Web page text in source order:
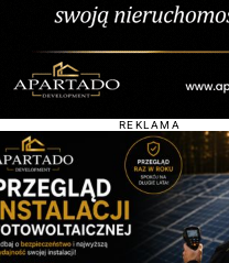
REKLAMA